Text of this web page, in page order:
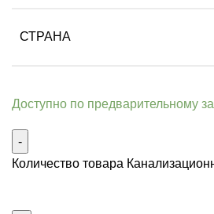
СТРАНА
Доступно по предварительному
Количество товара